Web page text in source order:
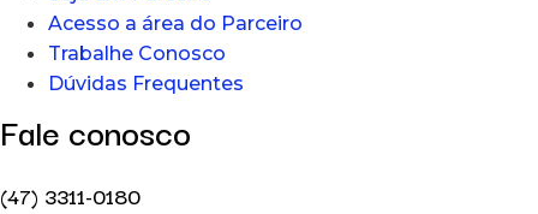
Acesso a área do Parceiro
Trabalhe Conosco
Dúvidas Frequentes
Fale conosco
(47) 3311-0180